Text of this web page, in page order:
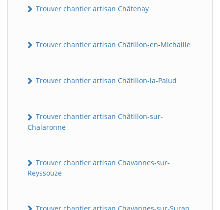
Trouver chantier artisan Châtenay
Trouver chantier artisan Châtillon-en-Michaille
Trouver chantier artisan Châtillon-la-Palud
Trouver chantier artisan Châtillon-sur-
Chalaronne
Trouver chantier artisan Chavannes-sur-
Reyssouze